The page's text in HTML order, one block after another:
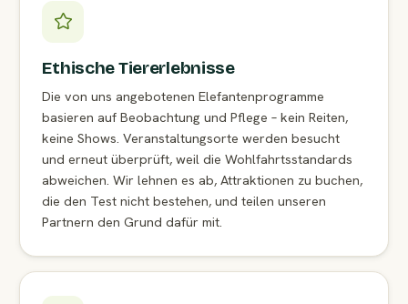
Ethische Tiererlebnisse
Die von uns angebotenen Elefantenprogramme
basieren auf Beobachtung und Pflege – kein Reiten,
keine Shows. Veranstaltungsorte werden besucht
und erneut überprüft, weil die Wohlfahrtsstandards
abweichen. Wir lehnen es ab, Attraktionen zu buchen,
die den Test nicht bestehen, und teilen unseren
Partnern den Grund dafür mit.